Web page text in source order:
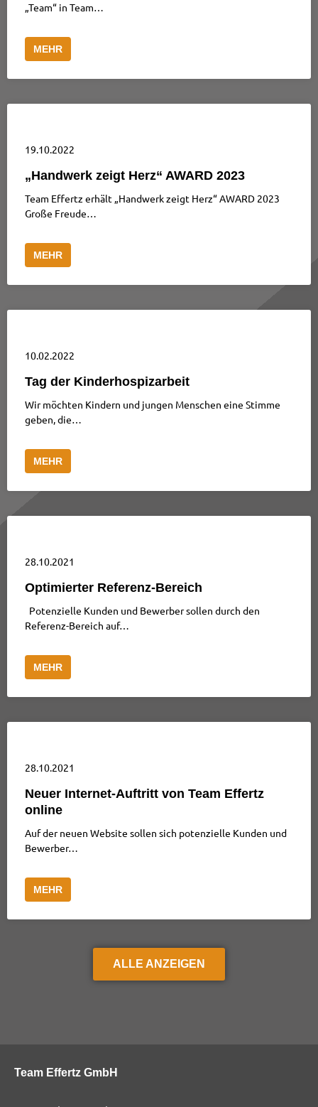
„Team“ in Team…
MEHR
19.10.2022
„Handwerk zeigt Herz“ AWARD 2023
Team Effertz erhält „Handwerk zeigt Herz“ AWARD 2023
Große Freude…
MEHR
10.02.2022
Tag der Kinderhospizarbeit
Wir möchten Kindern und jungen Menschen eine Stimme
geben, die…
MEHR
28.10.2021
Optimierter Referenz-Bereich
Potenzielle Kunden und Bewerber sollen durch den
Referenz-Bereich auf…
MEHR
28.10.2021
Neuer Internet-Auftritt von Team Effertz
online
Auf der neuen Website sollen sich potenzielle Kunden und
Bewerber…
MEHR
ALLE ANZEIGEN
Team Effertz GmbH